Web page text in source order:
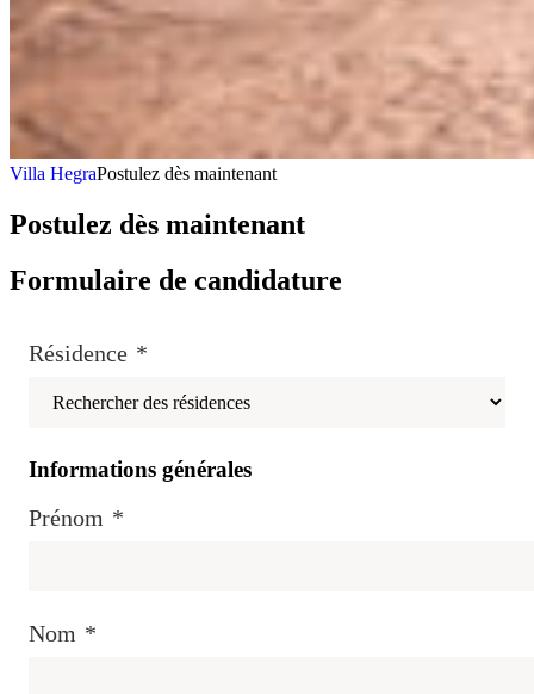
Villa HegraPostulez dès maintenant
Postulez dès maintenant
Formulaire de candidature
Résidence *
Informations générales
Prénom *
Nom *